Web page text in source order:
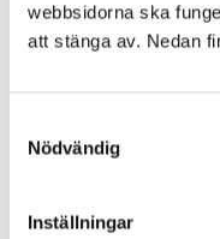
webbsidorna ska
att stänga av. Nedan
Nödvändig
Inställningar
Bromölla
Hermansens gata